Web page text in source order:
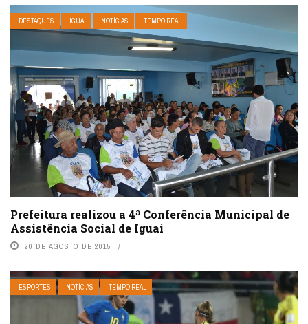
DESTAQUES IGUAÍ NOTÍCIAS TEMPO REAL
Prefeitura realizou a 4ª Conferência Municipal de
Assistência Social de Iguaí
20 DE AGOSTO DE 2015
ESPORTES NOTÍCIAS TEMPO REAL